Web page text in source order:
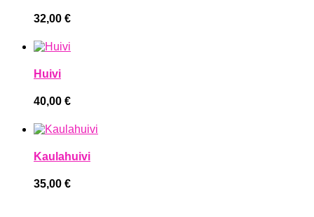
32,00 €
Huivi
40,00 €
Kaulahuivi
35,00 €